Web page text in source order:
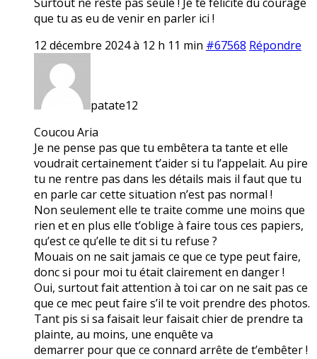
que tu as eu de venir en parler ici !
12 décembre 2024 à 12 h 11 min #67568 Répondre
patate12
Coucou Aria
Je ne pense pas que tu embêtera ta tante et elle
voudrait certainement t’aider si tu l’appelait. Au pire
tu ne rentre pas dans les détails mais il faut que tu
en parle car cette situation n’est pas normal !
Non seulement elle te traite comme une moins que
rien et en plus elle t’oblige à faire tous ces papiers,
qu’est ce qu’elle te dit si tu refuse ?
Mouais on ne sait jamais ce que ce type peut faire,
donc si pour moi tu était clairement en danger !
Oui, surtout fait attention à toi car on ne sait pas ce
que ce mec peut faire s’il te voit prendre des photos.
Tant pis si sa faisait leur faisait chier de prendre ta
plainte, au moins, une enquête va
demarrer pour que ce connard arrête de t’embêter !